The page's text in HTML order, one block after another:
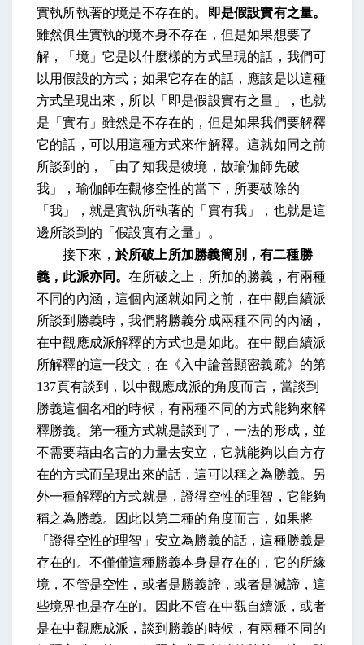
實執所執著的境是不存在的。
即是假設實有之量。
雖然俱生實執的境本身不存在，但是如果想要了
解，「境」它是以什麼樣的方式呈現的話，我們可
以用假設的方式；如果它存在的話，應該是以這種
方式呈現出來，所以「即是假設實有之量」，也就
是「實有」雖然是不存在的，但是如果我們要解釋
它的話，可以用這種方式來作解釋。這就如同之前
所談到的，「由了知我是彼境，故瑜伽師先破
我」，瑜伽師在觀修空性的當下，所要破除的
「我」，就是實執所執著的「實有我」，也就是這
邊所談到的「假設實有之量」。
接下來， 於所破上所加勝義簡別，有二種勝
義，此派亦同。在所破之上，所加的勝義，有兩種
不同的內涵，這個內涵就如同之前，在中觀自續派
所談到勝義時，我們將勝義分成兩種不同的內涵，
在中觀應成派解釋的方式也是如此。在中觀自續派
所解釋的這一段文，在《入中論善顯密義疏》的第
137頁有談到，以中觀應成派的角度而言，當談到
勝義這個名相的時候，有兩種不同的方式能夠來解
釋勝義。第一種方式就是談到了，一法的形成，並
不需要藉由名言的力量去安立，它就能夠以自方存
在的方式而呈現出來的話，這可以稱之為勝義。另
外一種解釋的方式就是，證得空性的理智，它能夠
稱之為勝義。因此以第二種的角度而言，如果將
「證得空性的理智」安立為勝義的話，這種勝義是
存在的。不僅僅這種勝義本身是存在的，它的所緣
境，不管是空性，或者是勝義諦，或者是滅諦，這
些境界也是存在的。因此不管在中觀自續派，或者
是在中觀應成派，談到勝義的時候，有兩種不同的